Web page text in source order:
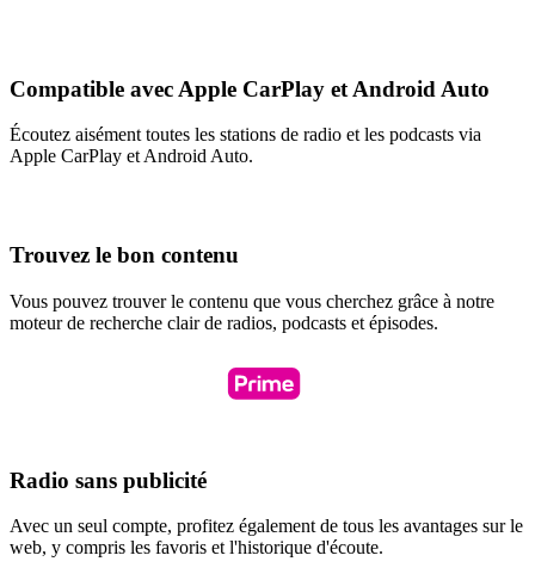
Compatible avec Apple CarPlay et Android Auto
Écoutez aisément toutes les stations de radio et les podcasts via
Apple CarPlay et Android Auto.
Trouvez le bon contenu
Vous pouvez trouver le contenu que vous cherchez grâce à notre
moteur de recherche clair de radios, podcasts et épisodes.
Radio sans publicité
Avec un seul compte, profitez également de tous les avantages sur le
web, y compris les favoris et l'historique d'écoute.